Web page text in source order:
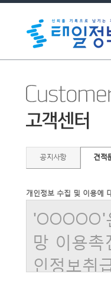
공지사항 견적
개인정보 수집 및 이용에
망 이용
인정보취
도와 방